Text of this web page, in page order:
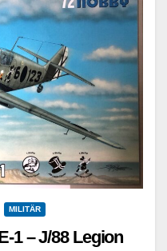
MILITÄR
1 – J/88 Legion